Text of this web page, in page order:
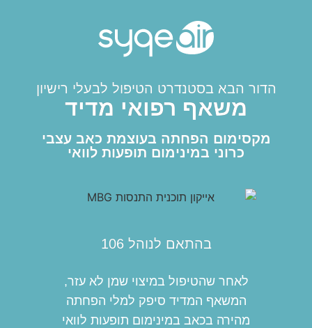
הדור הבא בסטנדרט הטיפול לבעלי רישיון
משאף רפואי מדיד
מקסימום הפחתה בעוצמת כאב עצבי
כרוני במינימום תופעות לוואי
בהתאם לנוהל 106
לאחר שהטיפול במיצוי שמן לא עזר,
המשאף המדיד סיפק למלי הפחתה
מהירה בכאב במינימום תופעות לוואי